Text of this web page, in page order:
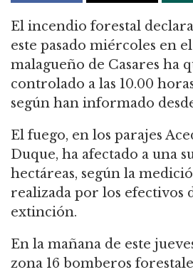
El incendio forestal
este pasado miércoles en
malagueño de Casares ha
controlado a las 10.00
según han informado
El fuego, en los parajes
Duque, ha afectado a una
hectáreas, según la
realizada por los efectivos
extinción.
En la mañana de este
zona 16 bomberos